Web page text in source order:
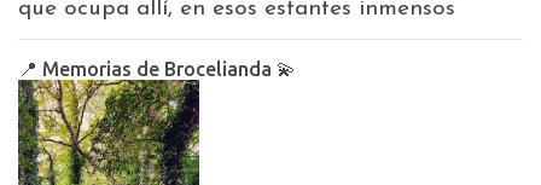
que ocupa allí, en esos estantes inmensos
📍 Memorias de Brocelianda 💫